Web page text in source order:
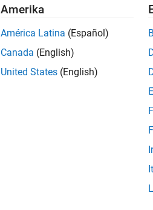
Amerika
América Latina (Español)
Canada (English)
United States (English)